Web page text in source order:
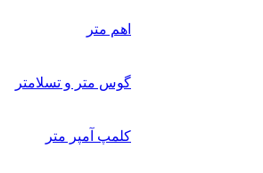
اهم متر
گوس متر و تسلامتر
کلمپ آمپر متر